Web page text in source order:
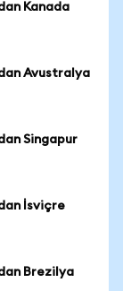
Kanada
Avustralya
Singapur
İsviçre
Brezilya